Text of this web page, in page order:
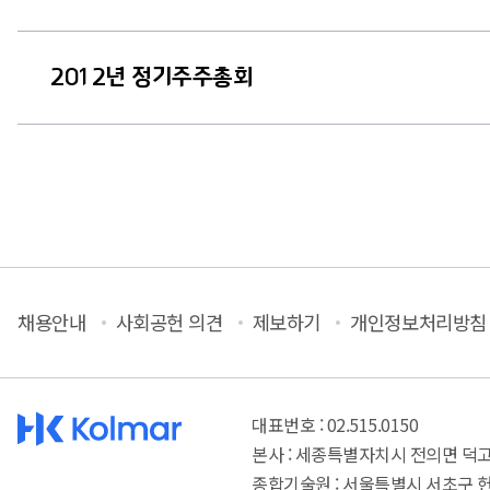
2012년 정기주주총회
채용안내 사회공헌 의견 제보하기 개인정보처리방침
대표번호 : 02.515.0150
본사 : 세종특별자치시 전의면 덕
종합기술원 : 서울특별시 서초구